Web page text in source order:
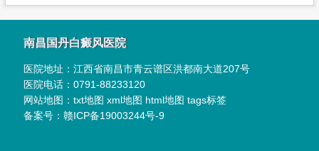
南昌国丹白癜风医院
医院地址：江西省南昌市青云谱区洪都南大道207号
医院电话：0791-88233120
网站地图：txt地图 xml地图 html地图 tags标签
备案号：赣ICP备19003244号-9